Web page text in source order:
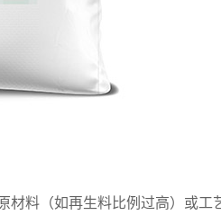
料（如再生料比例过高）或工